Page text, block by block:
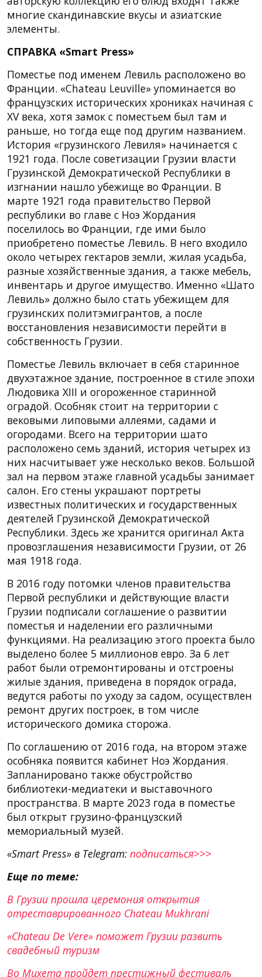
многие скандинавские вкусы и азиатские
элементы.
СПРАВКА «Smart Press»
Поместье под именем Левиль расположено во
Франции. «Chateau Leuville» упоминается во
французских исторических хрониках начиная с
XV века, хотя замок с поместьем был там и
раньше, но тогда еще под другим названием.
История «грузинского Левиля» начинается с
1921 года. После советизации Грузии власти
Грузинской Демократической Республики в
изгнании нашло убежище во Франции. В
марте 1921 года правительство Первой
республики во главе с Ноэ Жордания
поселилось во Франции, где ими было
приобретено поместье Левиль. В него входило
около четырех гектаров земли, жилая усадьба,
разные хозяйственные здания, а также мебель,
инвентарь и другое имущество. Именно «Шато
Левиль» должно было стать убежищем для
грузинских политэмигрантов, а после
восстановления независимости перейти в
собственность Грузии.
Поместье Левиль включает в себя старинное
двухэтажное здание, построенное в стиле эпохи
Людовика XIII и огороженное старинной
оградой. Особняк стоит на территории с
вековыми липовыми аллеями, садами и
огородами. Всего на территории шато
расположено семь зданий, история четырех из
них насчитывает уже несколько веков. Большой
зал на первом этаже главной усадьбы занимает
салон. Его стены украшают портреты
известных политических и государственных
деятелей Грузинской Демократической
Республики. Здесь же хранится оригинал Акта
провозглашения независимости Грузии, от 26
мая 1918 года.
В 2016 году потомки членов правительства
Первой республики и действующие власти
Грузии подписали соглашение о развитии
поместья и наделении его различными
функциями. На реализацию этого проекта было
выделено более 5 миллионов евро. За 6 лет
работ были отремонтированы и отстроены
жилые здания, приведена в порядок ограда,
ведутся работы по уходу за садом, осуществлен
ремонт других построек, в том числе
исторического домика сторожа.
По соглашению от 2016 года, на втором этаже
особняка появится кабинет Ноэ Жордания.
Запланировано также обустройство
библиотеки-медиатеки и выставочного
пространства. В марте 2023 года в поместье
был открыт грузино-французский
мемориальный музей.
«Smart Press» в Telegram: подписаться>>>
Еще по теме:
В Грузии прошла церемония открытия
отреставрированного Chateau Mukhrani
«Chateau De Vere» поможет Грузии развить
свадебный туризм
Во Мцхета пройдет престижный фестиваль